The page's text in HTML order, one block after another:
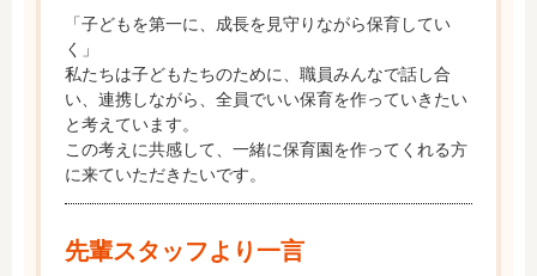
「子どもを第一に、成長を見守りながら保育してい
く」
私たちは子どもたちのために、職員みんなで話し合
い、連携しながら、全員でいい保育を作っていきたい
と考えています。
この考えに共感して、一緒に保育園を作ってくれる方
に来ていただきたいです。
先輩スタッフより一言